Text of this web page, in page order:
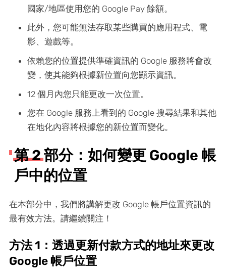
國家/地區使用您的 Google Pay 餘額。
此外，您可能無法存取某些購買的應用程式、電
影、遊戲等。
依賴您的位置提供準確資訊的 Google 服務將會改
變，使其能夠根據新位置向您顯示資訊。
12 個月內您只能更改一次位置。
您在 Google 服務上看到的 Google 搜尋結果和其他
在地化內容將根據您的新位置而變化。
第 2 部分：如何變更 Google 帳
戶中的位置
在本部分中，我們將講解更改 Google 帳戶位置資訊的
最有效方法。請繼續關注！
方法 1：透過更新付款方式的地址來更改
Google 帳戶位置